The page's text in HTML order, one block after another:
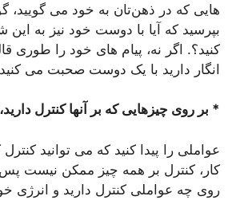
هایی که در ذهن‌تان به خود می گویید،
بپرسید که آیا با دوست خود نیز به
کنید؟. اگر نه، پیام های خود را طوری
انگار دارید با یک دوست صحبت می
* بر روی چیزهایی که بر آنها کنترل
عواملی را پیدا کنید که می توانید
کار، کنترل بر همه چیز ممکن نیست
روی چه عواملی کنترل دارید و انرژی